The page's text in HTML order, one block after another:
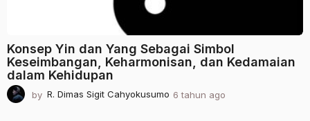
Konsep Yin dan Yang Sebagai Simbol
Keseimbangan, Keharmonisan, dan Kedamaian
dalam Kehidupan
by R. Dimas Sigit Cahyokusumo 6 tahun ago